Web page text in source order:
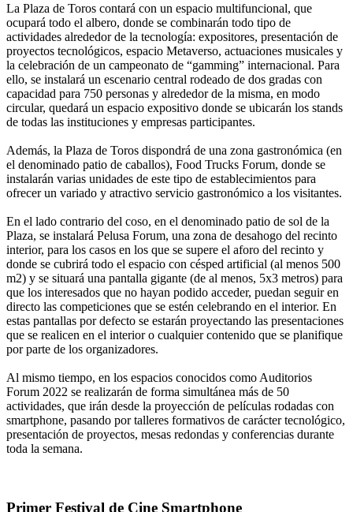
La Plaza de Toros contará con un espacio multifuncional, que
ocupará todo el albero, donde se combinarán todo tipo de
actividades alrededor de la tecnología: expositores, presentación de
proyectos tecnológicos, espacio Metaverso, actuaciones musicales y
la celebración de un campeonato de “gamming” internacional. Para
ello, se instalará un escenario central rodeado de dos gradas con
capacidad para 750 personas y alrededor de la misma, en modo
circular, quedará un espacio expositivo donde se ubicarán los stands
de todas las instituciones y empresas participantes.
Además, la Plaza de Toros dispondrá de una zona gastronómica (en
el denominado patio de caballos), Food Trucks Forum, donde se
instalarán varias unidades de este tipo de establecimientos para
ofrecer un variado y atractivo servicio gastronómico a los visitantes.
En el lado contrario del coso, en el denominado patio de sol de la
Plaza, se instalará Pelusa Forum, una zona de desahogo del recinto
interior, para los casos en los que se supere el aforo del recinto y
donde se cubrirá todo el espacio con césped artificial (al menos 500
m2) y se situará una pantalla gigante (de al menos, 5x3 metros) para
que los interesados que no hayan podido acceder, puedan seguir en
directo las competiciones que se estén celebrando en el interior. En
estas pantallas por defecto se estarán proyectando las presentaciones
que se realicen en el interior o cualquier contenido que se planifique
por parte de los organizadores.
Al mismo tiempo, en los espacios conocidos como Auditorios
Forum 2022 se realizarán de forma simultánea más de 50
actividades, que irán desde la proyección de películas rodadas con
smartphone, pasando por talleres formativos de carácter tecnológico,
presentación de proyectos, mesas redondas y conferencias durante
toda la semana.
Primer Festival de Cine Smartphone